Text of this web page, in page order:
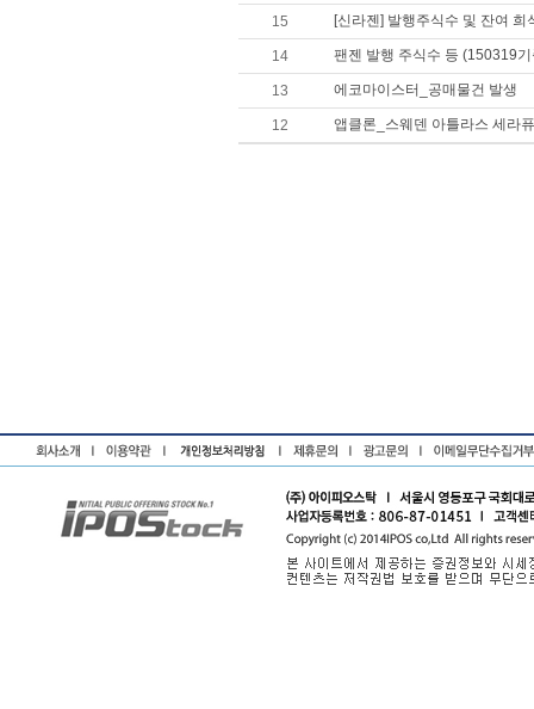
15 [신라젠] 발행주식수 및 잔여
14 팬젠 발행 주식수 등 (150319
13 에코마이스터_공매물건 발생
12 앱클론_스웨덴 아틀라스 세라